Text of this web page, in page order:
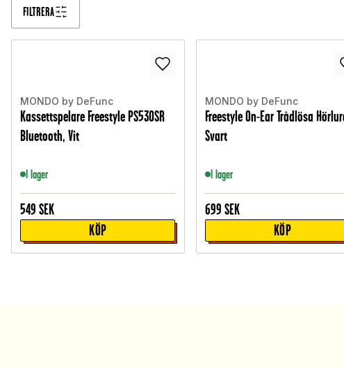
FILTRERA
MONDO by DeFunc
Kassettspelare Freestyle PS530SR
Bluetooth, Vit
I lager
549 SEK
KÖP
MONDO by DeFunc
Freestyle On-Ear Trådlösa
Svart
I lager
699 SEK
KÖP